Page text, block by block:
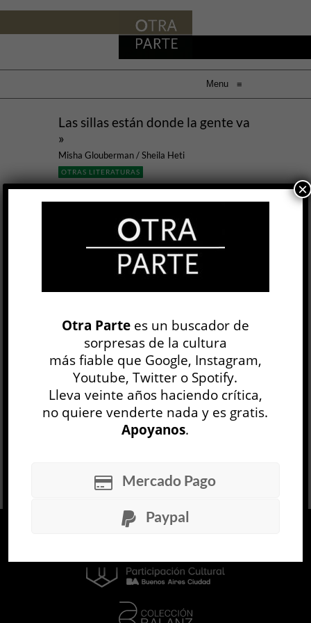
Menu ≡
Las sillas están donde la gente va
»
Misha Glouberman / Sheila Heti
OTRAS LITERATURAS
Ana Llurba
19 JUN, 2014
Este artefacto-libro, invocado por la escritora
canadiense Sheila Heti cumpliendo el múltiple
rol de médium, entrevistadora y editora,
funciona como una miscelánea enciclopédica,
una cajita musical asonante donde Misha
conferencista y amigo de la propia Heti,
comparte sus dilemas morales, sus dudas
vocacionales, sus reflexiones sobre las
variopintas a...
LEER MÁS
Otra Partees un buscador de
sorpresas de la cultura
más fiable que Google, Instagram,
Youtube, Twitter o Spotify.
Lleva veinte años haciendo crítica,
no quiere venderte nada y es gratis.
Apoyanos.
Mercado Pago
Paypal
×